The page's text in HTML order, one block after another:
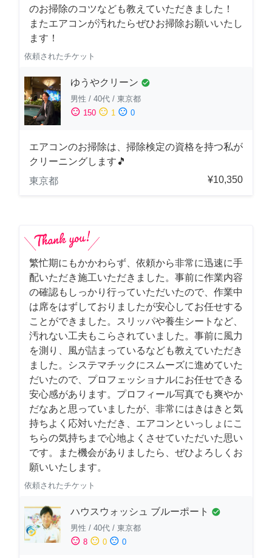
のお掃除のコツなども教えていただきました！
またエアコンが汚れたらぜひお掃除お願いいたし
ます！
依頼されたチケット
ゆうやクリーン check_circle
男性 / 40代 / 東京都
sentiment_satisfied 150 sentiment_neutral 1 sentiment_dissatisfied 0
エアコンのお掃除は、掃除検定の資格を持つ私が
クリーニングします🎵
東京都
¥10,350
繁忙期にもかかわらず、依頼から非常に迅速に手
配いただき施工いただきました。事前に作業内容
の確認もしっかり行っていただいたので、作業中
は席をはずしておりましたが安心してお任せする
ことができました。スリッパや養生シートなど、
汚れない工夫もこらされていました。事前に風力
を測り、風が詰まっているなども教えていただき
ました。システマチックにスムーズに進めていた
だいたので、プロフェッショナルにお任せできる
安心感があります。プロフィール写真でも爽やか
だなあと思っていましたが、非常にはきはきと気
持ちよく応対いただき、エアコンといっしょにこ
ちらの気持ちまで心地よくさせていただいた思い
です。また機会がありましたら、ぜひよろしくお
願いいたします。
依頼されたチケット
ハウスウォッシュ ブルーポート check_circle
男性 / 40代 / 東京都
sentiment_satisfied 8 sentiment_neutral 0 sentiment_dissatisfied 0